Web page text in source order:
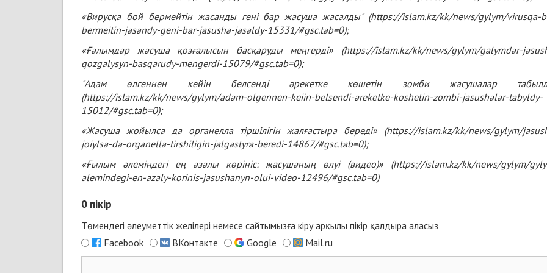
«Вирусқа бой бермейтін жасанды гені бар жасуша жасалды" (https://islam.kz/kk/news/gylym/virusqa-
bermeitin-jasandy-geni-bar-jasusha-jasaldy-15331/#gsc.tab=0);
«Ғалымдар жасуша қозғалысын басқаруды меңгерді» (https://islam.kz/kk/news/gylym/galymdar-
qozgalysyn-basqarudy-mengerdi-15079/#gsc.tab=0);
"Адам өлгеннен кейін белсенді әрекетке көшетін зомби жасушалар
(https://islam.kz/kk/news/gylym/adam-olgennen-keiin-belsendi-areketke-koshetin-zombi-jasushalar-tabyldy-
15012/#gsc.tab=0);
«Жасуша жойылса да органелла тіршілігін жалғастыра береді» (https://islam.kz/kk/news/gylym/
joiylsa-da-organella-tirshiligin-jalgastyra-beredi-14867/#gsc.tab=0);
«Ғылым әлеміндегі ең азалы көрініс: жасушаның өлуі (видео)» (https://islam.kz/kk/news/gylym/
alemindegi-en-azaly-korinis-jasushanyn-olui-video-12496/#gsc.tab=0)
0 пікір
Төмендегі әлеуметтік желілері немесе сайтымызға кіруарқылы пікір қалдыра аласыз
Facebook
ВКонтакте Google Mail.ru